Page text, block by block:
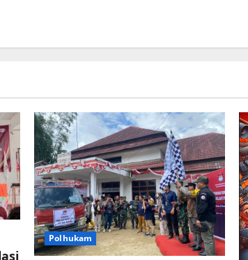
Polhukam